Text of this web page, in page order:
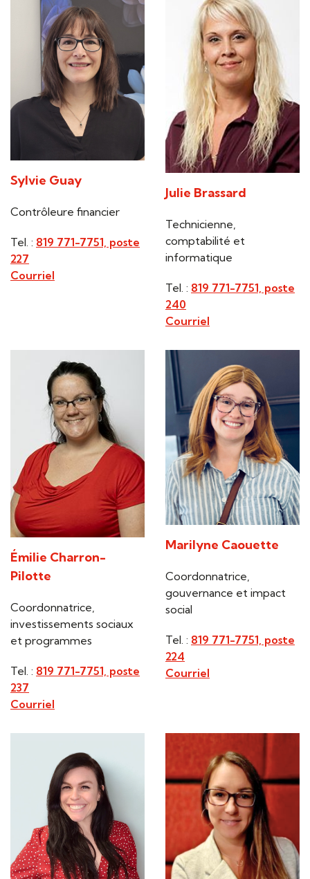
Sylvie Guay
Contrôleure financier
Tel. : 819 771-7751, poste
227
Courriel
Julie Brassard
Technicienne,
comptabilité et
informatique
Tel. : 819 771-7751, poste
240
Courriel
Émilie Charron-
Pilotte
Coordonnatrice,
investissements sociaux
et programmes
Tel. : 819 771-7751, poste
237
Courriel
Marilyne Caouette
Coordonnatrice,
gouvernance et impact
social
Tel. : 819 771-7751, poste
224
Courriel